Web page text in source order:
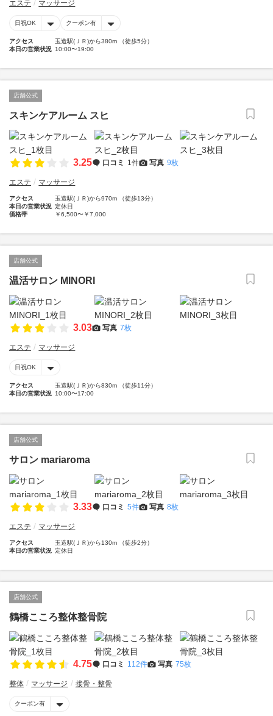
エステ マッサージ
日祝OK クーポン有
アクセス
玉造駅(ＪＲ)から380m （徒歩5分）
本日の営業状況 10:00〜19:00
店舗公式
スキンケアルーム スヒ
3.25 口コミ 1件 写真 9枚
エステ マッサージ
アクセス
玉造駅(ＪＲ)から970m （徒歩13分）
本日の営業状況 定休日
価格帯
￥6,500〜￥7,000
店舗公式
温活サロン MINORI
3.03 写真 7枚
エステ マッサージ
日祝OK
アクセス
玉造駅(ＪＲ)から830m （徒歩11分）
本日の営業状況 10:00〜17:00
店舗公式
サロン mariaroma
3.33 口コミ 5件 写真 8枚
エステ マッサージ
アクセス
玉造駅(ＪＲ)から130m （徒歩2分）
本日の営業状況 定休日
店舗公式
鶴橋こころ整体整骨院
4.75 口コミ 112件 写真 75枚
整体 マッサージ 接骨・整骨
クーポン有